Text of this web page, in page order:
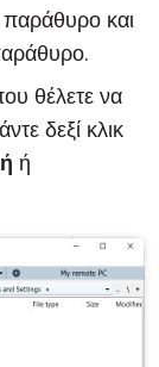
και
θέλετε να
δεξί κλικ
ή